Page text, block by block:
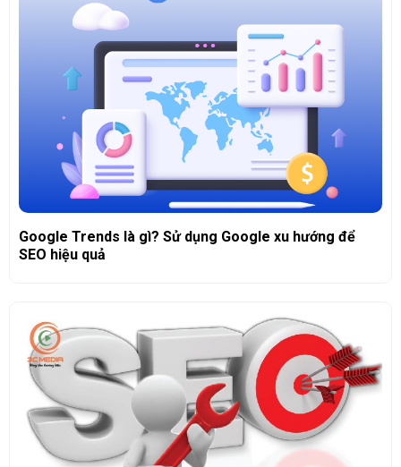
Google Trends là gì? Sử dụng Google xu hướng để
SEO hiệu quả